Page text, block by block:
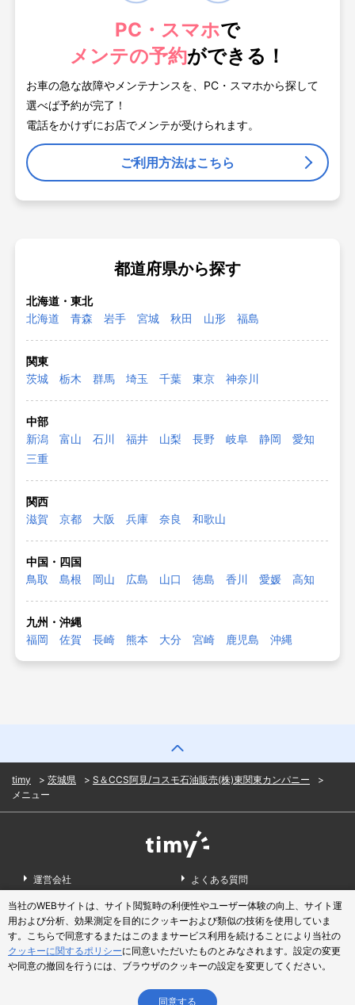
PC・スマホで
メンテの予約ができる！
お車の急な故障やメンテナンスを、PC・スマホから探して
選べば予約が完了！
電話をかけずにお店でメンテが受けられます。
ご利用方法はこちら
都道府県から探す
北海道・東北
北海道
青森 岩手 宮城 秋田 山形 福島
関東
茨城
栃木 群馬 埼玉 千葉 東京 神奈川
中部
新潟
富山 石川 福井 山梨 長野 岐阜 静岡
愛知
三重
関西
滋賀
京都 大阪 兵庫 奈良 和歌山
中国・四国
鳥取
島根 岡山 広島 山口 徳島 香川 愛媛 高知
九州・沖縄
福岡
佐賀 長崎 熊本 大分 宮崎 鹿児島 沖縄
timy 茨城県
S＆CCS阿見/コスモ石油販売(株)東関東カンパニー
メニュー
運営会社 よくある質問
お問い合わせ 利用規約
クチコミ利用規約 プライバシーポリシー
掲載をご希望の店舗様
© Mitsubishi Corporation Energy Co., Ltd.
当社のWEBサイトは、サイト閲覧時の利便性やユーザー体験の向上、サイト運
用および分析、効果測定を目的にクッキーおよび類似の技術を使用していま
す。こちらで同意するまたはこのままサービス利用を続けることにより当社の
クッキーに関するポリシーに同意いただいたものとみなされます。設定の変更
や同意の撤回を行うには、ブラウザのクッキーの設定を変更してください。
同意する